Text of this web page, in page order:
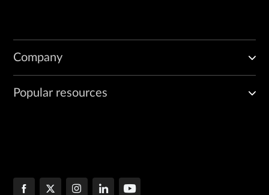
Company
Popular resources